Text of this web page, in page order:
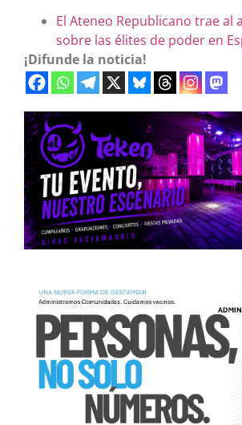
El Ateneo Republicano trae al
sobre las élites de poder en
¡Difunde la noticia!